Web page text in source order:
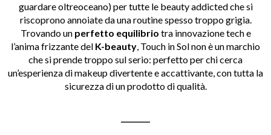
guardare oltreoceano) per tutte le beauty addicted che si
riscoprono annoiate da una routine spesso troppo grigia.
Trovando un perfetto equilibrio tra innovazione tech e
l’anima frizzante del K-beauty, Touch in Sol non è un marchio
che si prende troppo sul serio: perfetto per chi cerca
un’esperienza di makeup divertente e accattivante, con tutta la
sicurezza di un prodotto di qualità.